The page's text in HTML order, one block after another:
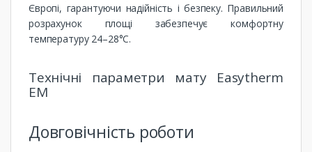
Європі, гарантуючи надійність і безпеку. Правильний
розрахунок площі забезпечує комфортну
температуру 24–28°C.
Технічні параметри мату Easytherm
EM
Довговічність роботи